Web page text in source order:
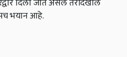
दिला जात असेल तरीदेखील
भयान आहे.